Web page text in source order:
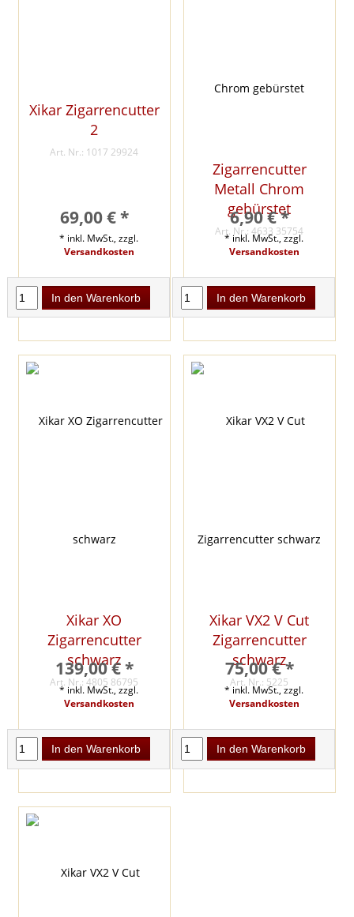
Xikar Zigarrencutter
2
Art. Nr.: 1017 29924
69,00 € *
* inkl. MwSt., zzgl.
Versandkosten
In den Warenkorb
Zigarrencutter
Metall Chrom
gebürstet
Art. Nr.: 4633 35754
6,90 € *
* inkl. MwSt., zzgl.
Versandkosten
In den Warenkorb
Xikar XO
Zigarrencutter
schwarz
Art. Nr.: 4805 86795
139,00 € *
* inkl. MwSt., zzgl.
Versandkosten
In den Warenkorb
Xikar VX2 V Cut
Zigarrencutter
schwarz
Art. Nr.: 5225
75,00 € *
* inkl. MwSt., zzgl.
Versandkosten
In den Warenkorb